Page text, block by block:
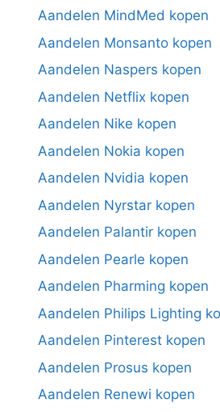
Aandelen MindMed kopen
Aandelen Monsanto kopen
Aandelen Naspers kopen
Aandelen Netflix kopen
Aandelen Nike kopen
Aandelen Nokia kopen
Aandelen Nvidia kopen
Aandelen Nyrstar kopen
Aandelen Palantir kopen
Aandelen Pearle kopen
Aandelen Pharming kopen
Aandelen Philips Lighting
Aandelen Pinterest kopen
Aandelen Prosus kopen
Aandelen Renewi kopen